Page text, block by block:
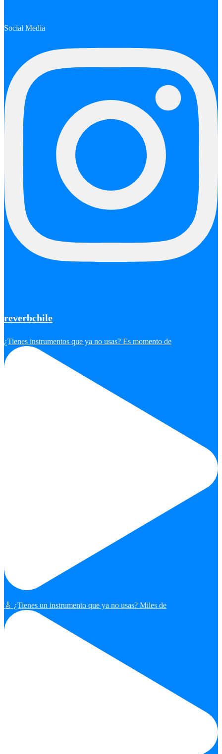
Social Media
reverbchile
¿Tienes instrumentos que ya no usas? Es momento de
🎸 ¿Tienes un instrumento que ya no usas? Miles de